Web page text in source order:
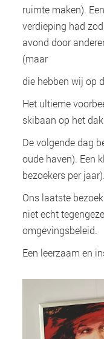
ruimte maken).
verdieping had
avond door
(maar
die hebben wij op
Het ultieme
skibaan op het
De volgende dag
oude haven). Een
bezoekers per jaar).
Ons laatste
niet echt
omgevingsbeleid.
Een leerzaam en